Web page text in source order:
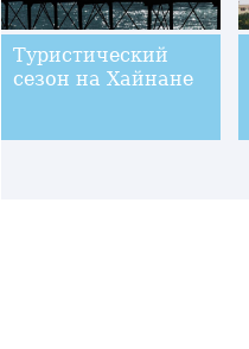
Туристический
сезон на Хайнане